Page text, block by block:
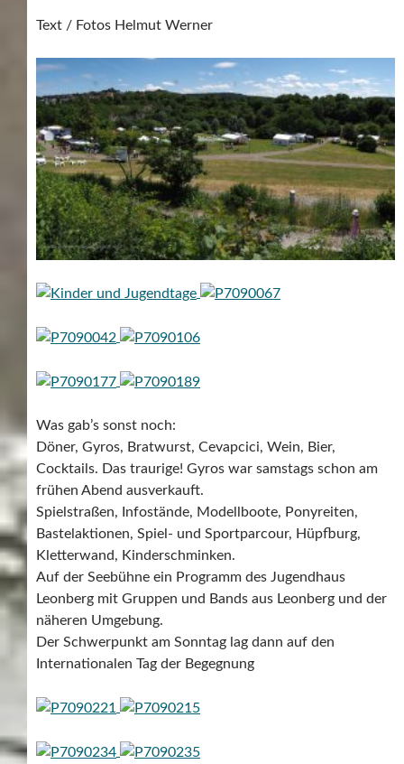
Text / Fotos Helmut Werner
Was gab’s sonst noch:
Döner, Gyros, Bratwurst, Cevapcici, Wein, Bier,
Cocktails. Das traurige! Gyros war samstags schon am
frühen Abend ausverkauft.
Spielstraßen, Infostände, Modellboote, Ponyreiten,
Bastelaktionen, Spiel- und Sportparcour, Hüpfburg,
Kletterwand, Kinderschminken.
Auf der Seebühne ein Programm des Jugendhaus
Leonberg mit Gruppen und Bands aus Leonberg und der
näheren Umgebung.
Der Schwerpunkt am Sonntag lag dann auf den
Internationalen Tag der Begegnung